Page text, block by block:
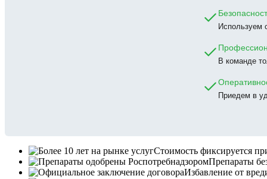
Используем
В команде
Приедем в
Стоимость фиксируется
Препараты
Избавление от